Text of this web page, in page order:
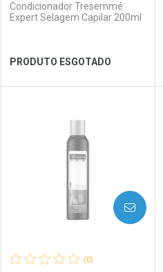
Ver Desconto Convênio
Condicionador Tresemmé
Expert Selagem Capilar 200ml
PRODUTO ESGOTADO
Laboratório
Por Menos
(0)
AVISE-ME